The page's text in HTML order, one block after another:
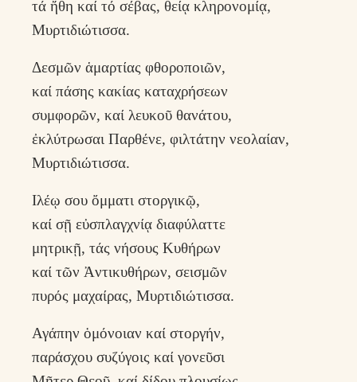
τά ἤθη καί τό σέβας, θείᾳ κληρονομίᾳ,
Μυρτιδιώτισσα.
Δεσμῶν ἁμαρτίας φθοροποιῶν,
καί πάσης κακίας καταχρήσεων
συμφορῶν, καί λευκοῦ θανάτου,
ἐκλύτρωσαι Παρθένε, φιλτάτην νεολαίαν,
Μυρτιδιώτισσα.
Ιλέῳ σου ὄμματι στοργικῷ,
καί σῇ εὐσπλαγχνίᾳ διαφύλαττε
μητρικῇ, τάς νήσους Κυθήρων
καί τῶν Ἀντικυθήρων, σεισμῶν
πυρός μαχαίρας, Μυρτιδιώτισσα.
Αγάπην ὁμόνοιαν καί στοργήν,
παράσχου συζύγοις καί γονεῦσι